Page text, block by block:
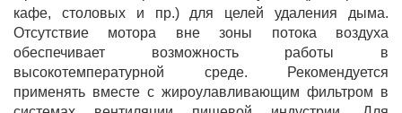
кафе, столовых и пр.) для целей удаления дыма.
Отсутствие мотора вне зоны потока воздуха
обеспечивает возможность работы в
высокотемпературной среде. Рекомендуется
применять вместе с жироулавливающим фильтром в